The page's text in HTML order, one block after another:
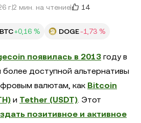
г. 2 мин. на чтение 14
BTC+0,16 % DOGE-1,73 %
появилась в 2013 году в
более доступной альтернативы
валютам, как Bitcoin
и Tether (USDT). Этот
позитивное и активное